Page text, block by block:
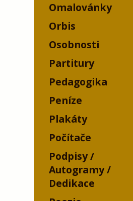
Omalovánky
Orbis
Osobnosti
Partitury
Pedagogika
Peníze
Plakáty
Počítače
Podpisy /
Autogramy /
Dedikace